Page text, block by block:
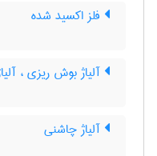
فلز اکسید شده
آلیاژ بوش ریزی ،
آلیاژ چاشنی